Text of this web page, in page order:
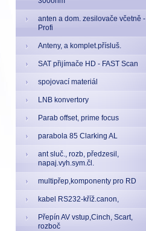
anten a dom. zesilovače včetně -
Profi
Anteny, a komplet.přísluš.
SAT přijímače HD - FAST Scan
spojovací materiál
LNB konvertory
Parab offset, prime focus
parabola 85 Clarking AL
ant sluč., rozb, předzesil,
napaj.vyh.sym.čl.
multipřep,komponenty pro RD
kabel RS232-kříž.canon,
Přepín AV vstup,Cinch, Scart,
rozboč